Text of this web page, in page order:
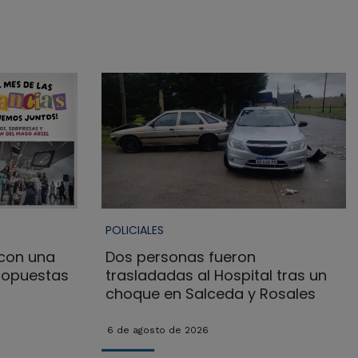
una
POLICIALES
Dos personas fueron
trasladadas al Hospital tras un
choque en Salceda y Rosales
6 de agosto de 2026